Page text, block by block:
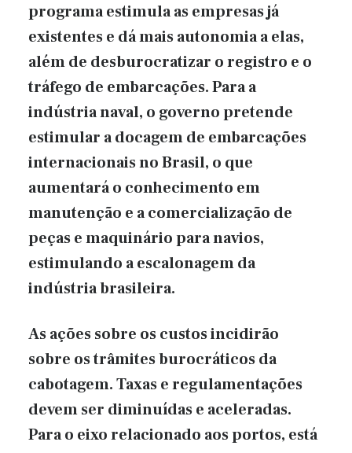
programa estimula as empresas já
existentes e dá mais autonomia a elas,
além de desburocratizar o registro e o
tráfego de embarcações. Para a
indústria naval, o governo pretende
estimular a docagem de embarcações
internacionais no Brasil, o que
aumentará o conhecimento em
manutenção e a comercialização de
peças e maquinário para navios,
estimulando a escalonagem da
indústria brasileira.
As ações sobre os custos incidirão
sobre os trâmites burocráticos da
cabotagem. Taxas e regulamentações
devem ser diminuídas e aceleradas.
Para o eixo relacionado aos portos, está